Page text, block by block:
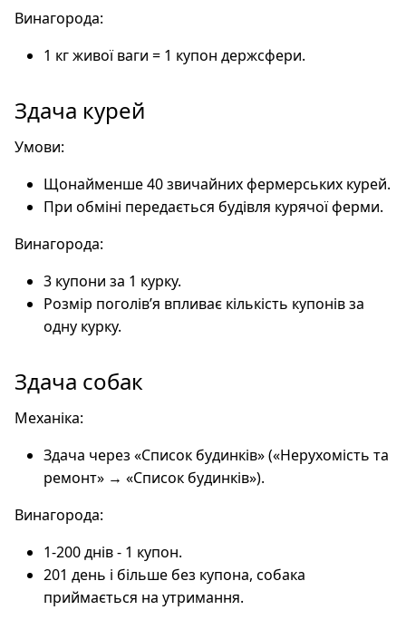
Винагорода:
1 кг живої ваги = 1 купон держсфери.
Здача курей
Умови:
Щонайменше 40 звичайних фермерських курей.
При обміні передається будівля курячої ферми.
Винагорода:
3 купони за 1 курку.
Розмір поголів’я впливає кількість купонів за
одну курку.
Здача собак
Механіка:
Здача через «Список будинків» («Нерухомість та
ремонт» → «Список будинків»).
Винагорода:
1-200 днів - 1 купон.
201 день і більше без купона, собака
приймається на утримання.